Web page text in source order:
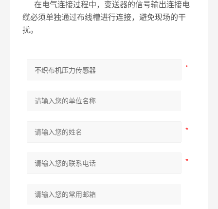
在电气连接过程中，变送器的信号输出连接电
缆必须单独通过布线槽进行连接，避免现场的干
扰。